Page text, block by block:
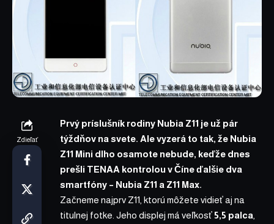
Zdieľať
Prvý príslušník rodiny Nubia Z11 je už pár
týždňov na svete. Ale vyzerá to tak, že Nubia
Z11 Mini dlho osamote nebude, keďže dnes
prešli TENAA kontrolou v Číne ďalšie dva
smartfóny – Nubia Z11 a Z11 Max.
Začneme najprv Z11, ktorú môžete vidieť aj na
titulnej fotke. Jeho displej má veľkosť5,5 palca